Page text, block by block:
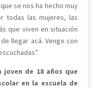
se nos ha hecho muy
todas las mujeres, las
que viven en situación
llegar acá. Vengo con
joven de 18 años que
en la escuela de